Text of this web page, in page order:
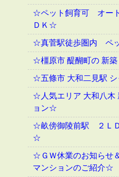
☆ペット飼育可 オー
ＤＫ☆
☆真菅駅徒歩圏内 ペ
☆橿原市 醍醐町の 新
☆五條市 大和二見駅
☆人気エリア 大和八木
ョン☆
☆畝傍御陵前駅 ２Ｌ
☆
☆ＧＷ休業のお知らせ
マンションのご紹介☆